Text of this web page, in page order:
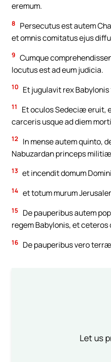
eremum.
8
Persecutus est autem
et omnis comitatus ejus
9 Cumque
locutus est ad eum judicia.
10 Et jugulavit rex
11
Et oculos Sedeciæ eruit,
carceris usque ad diem
12
In mense autem quinto,
Nabuzardan princeps
13 et incendit domum
14 et totum murum
15
De pauperibus autem
regem Babylonis, et
16 De pauperibus vero
Let us